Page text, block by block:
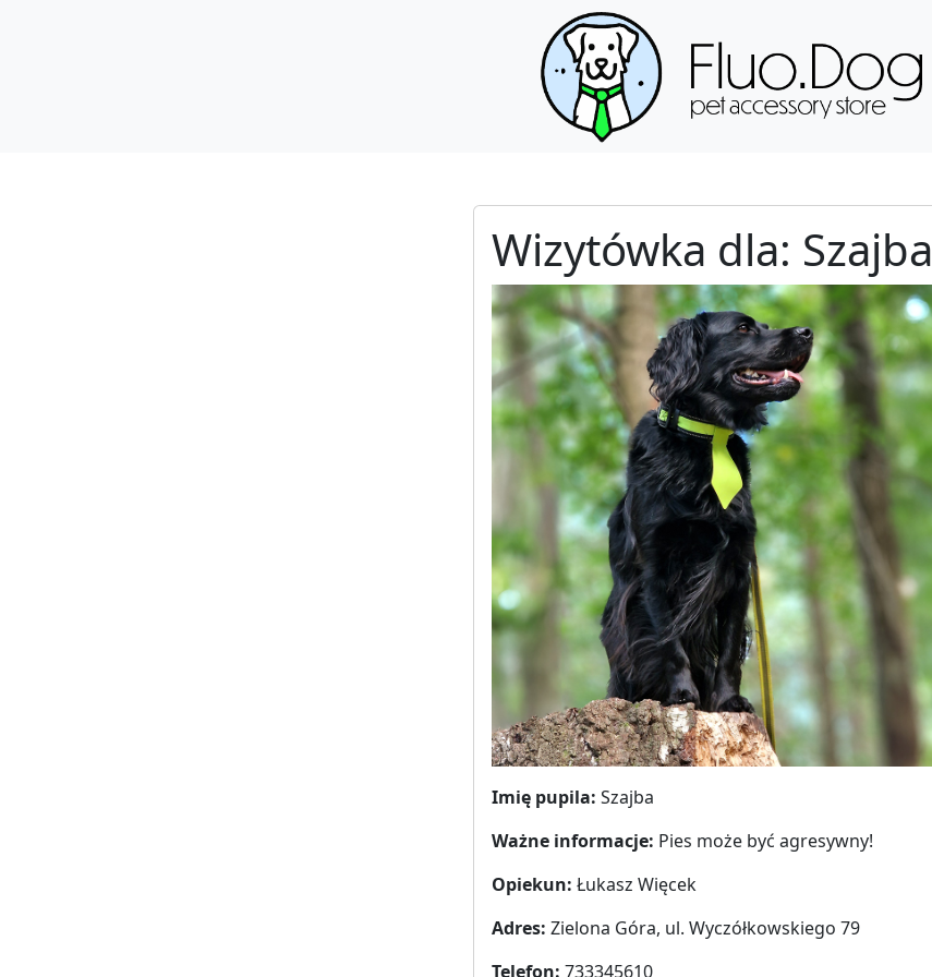
Wizytówka dla: Szajba
Imię pupila: Szajba
Ważne informacje: Pies może być agresywny!
Opiekun: Łukasz Więcek
Adres: Zielona Góra, ul. Wyczółkowskiego 79
Telefon: 733345610